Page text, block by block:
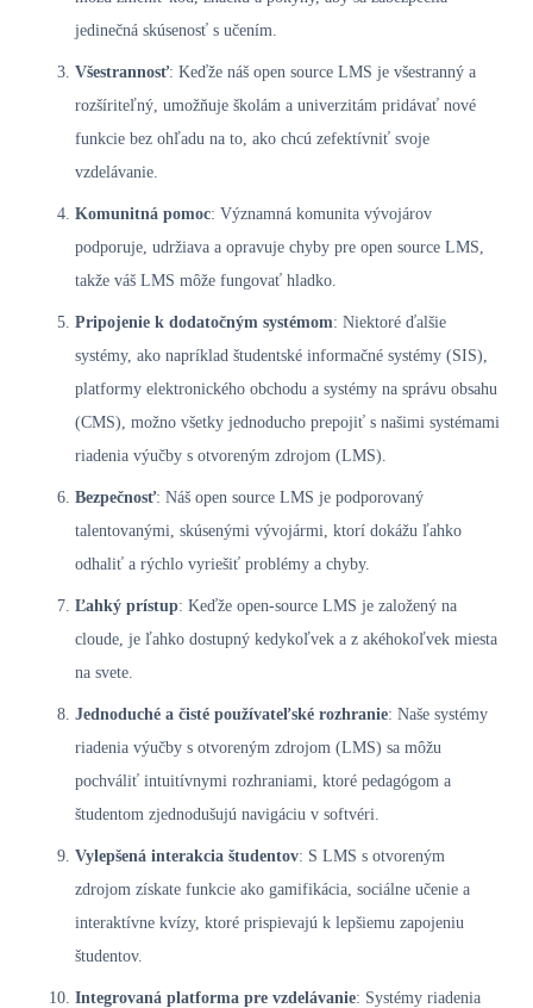
jedinečná skúsenosť s učením.
Všestrannosť: Keďže náš open source LMS je všestranný a
rozšíriteľný, umožňuje školám a univerzitám pridávať nové
funkcie bez ohľadu na to, ako chcú zefektívniť svoje
vzdelávanie.
Komunitná pomoc: Významná komunita vývojárov
podporuje, udržiava a opravuje chyby pre open source LMS,
takže váš LMS môže fungovať hladko.
Pripojenie k dodatočným systémom: Niektoré ďalšie
systémy, ako napríklad študentské informačné systémy (SIS),
platformy elektronického obchodu a systémy na správu obsahu
(CMS), možno všetky jednoducho prepojiť s našimi systémami
riadenia výučby s otvoreným zdrojom (LMS).
Bezpečnosť: Náš open source LMS je podporovaný
talentovanými, skúsenými vývojármi, ktorí dokážu ľahko
odhaliť a rýchlo vyriešiť problémy a chyby.
Ľahký prístup: Keďže open-source LMS je založený na
cloude, je ľahko dostupný kedykoľvek a z akéhokoľvek miesta
na svete.
Jednoduché a čisté používateľské rozhranie: Naše systémy
riadenia výučby s otvoreným zdrojom (LMS) sa môžu
pochváliť intuitívnymi rozhraniami, ktoré pedagógom a
študentom zjednodušujú navigáciu v softvéri.
Vylepšená interakcia študentov: S LMS s otvoreným
zdrojom získate funkcie ako gamifikácia, sociálne učenie a
interaktívne kvízy, ktoré prispievajú k lepšiemu zapojeniu
študentov.
Integrovaná platforma pre vzdelávanie: Systémy riadenia